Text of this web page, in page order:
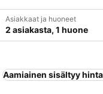
Asiakkaat ja huoneet
2 asiakasta, 1 huone
Aamiainen sisältyy